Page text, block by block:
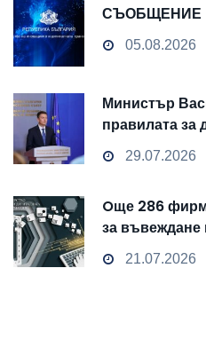
СЪОБЩЕНИЕ
05.08.2026
Министър
правилата за
чувствителни
29.07.2026
Oще 286
за въвеждане
и облачни
21.07.2026